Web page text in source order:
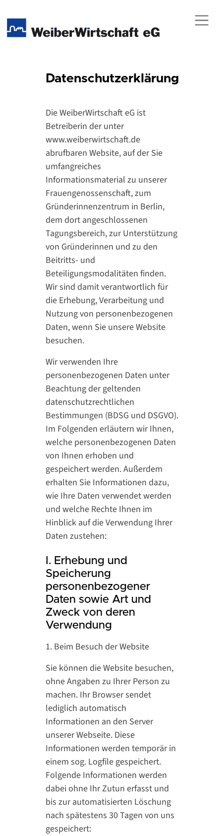
Datenschutzerklärung
Die WeiberWirtschaft eG ist
Betreiberin der unter
www.weiberwirtschaft.de
abrufbaren Website, auf der Sie
umfangreiches
Informationsmaterial zu unserer
Frauengenossenschaft, zum
Gründerinnenzentrum in Berlin,
dem dort angeschlossenen
Tagungsbereich, zur Unterstützung
von Gründerinnen und zu den
Beitritts- und
Beteiligungsmodalitäten finden.
Wir sind damit verantwortlich für
die Erhebung, Verarbeitung und
Nutzung von personenbezogenen
Daten, wenn Sie unsere Website
besuchen.
Wir verwenden Ihre
personenbezogenen Daten unter
Beachtung der geltenden
datenschutzrechtlichen
Bestimmungen (BDSG und DSGVO).
Im Folgenden erläutern wir Ihnen,
welche personenbezogenen Daten
von Ihnen erhoben und
gespeichert werden. Außerdem
erhalten Sie Informationen dazu,
wie Ihre Daten verwendet werden
und welche Rechte Ihnen im
Hinblick auf die Verwendung Ihrer
Daten zustehen:
I. Erhebung und
Speicherung
personenbezogener
Daten sowie Art und
Zweck von deren
Verwendung
1. Beim Besuch der Website
Sie können die Website besuchen,
ohne Angaben zu Ihrer Person zu
machen. Ihr Browser sendet
lediglich automatisch
Informationen an den Server
unserer Webseite. Diese
Informationen werden temporär in
einem sog. Logfile gespeichert.
Folgende Informationen werden
dabei ohne Ihr Zutun erfasst und
bis zur automatisierten Löschung
nach spätestens 30 Tagen von uns
gespeichert:
Unterstützung für Gründerinnen
Genossenschaft von und für Frauen
Kontakt